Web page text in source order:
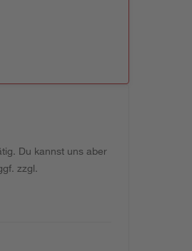
Du kannst uns aber
zzgl.